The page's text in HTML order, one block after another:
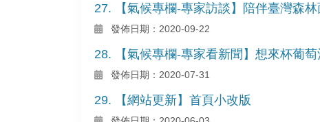
27. 【氣候專欄-專家訪談】陪伴臺灣森
發佈日期：2020-09-22
28. 【氣候專欄-專家看新聞】想來杯葡
發佈日期：2020-07-31
29. 【網站更新】首頁小改版